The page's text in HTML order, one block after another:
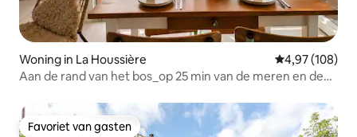
Woning in La Houssière Gemiddelde
4,97 (108)
Aan de rand van het bos_op 25 min van de meren en de
Favoriet van gasten
Favoriet van gasten